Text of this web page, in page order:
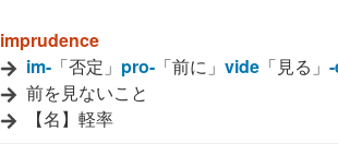
imprudence
im- 「否定」 pro- 「前に」 vide 「見る」
前を見ないこと
【名】軽率